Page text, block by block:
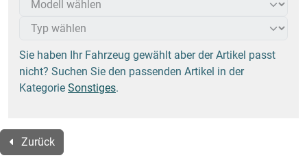
Sie haben Ihr Fahrzeug gewählt aber der Artikel passt
nicht? Suchen Sie den passenden Artikel in der
Kategorie Sonstiges.
Zurück